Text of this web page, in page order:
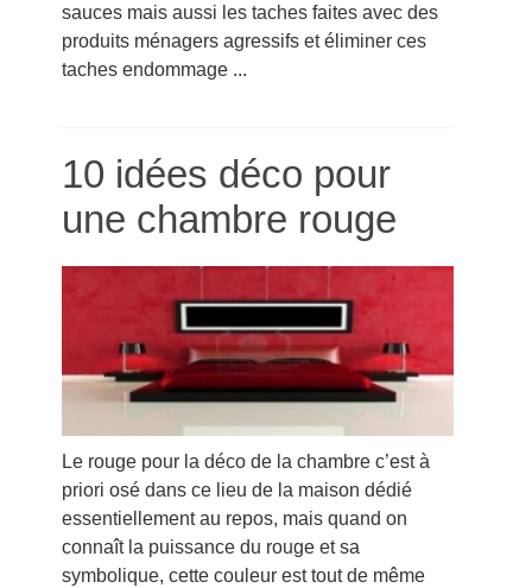
sauces mais aussi les taches faites avec des
produits ménagers agressifs et éliminer ces
taches endommage ...
10 idées déco pour
une chambre rouge
Le rouge pour la déco de la chambre c’est à
priori osé dans ce lieu de la maison dédié
essentiellement au repos, mais quand on
connaît la puissance du rouge et sa
symbolique, cette couleur est tout de même